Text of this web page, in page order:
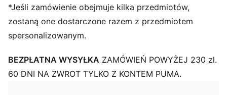
*Jeśli zamówienie obejmuje kilka przedmiotów,
zostaną one dostarczone razem z przedmiotem
spersonalizowanym.
BEZPŁATNA WYSYŁKA ZAMÓWIEŃ POWYŻEJ 230 zl.
60 DNI NA ZWROT TYLKO Z KONTEM PUMA.